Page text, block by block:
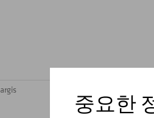
중요한